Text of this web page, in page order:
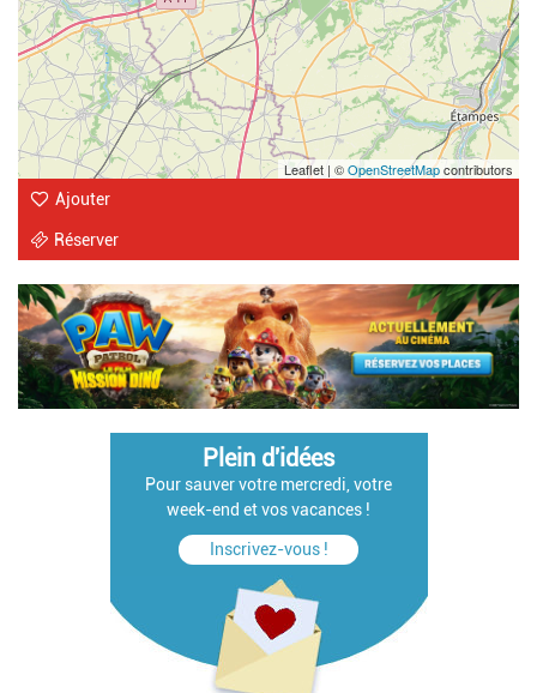
Leaflet | ©OpenStreetMapcontributors
Ajouter
Réserver
Plein d'idées
Pour sauver votre mercredi, votre
week-end et vos vacances !
Inscrivez-vous !